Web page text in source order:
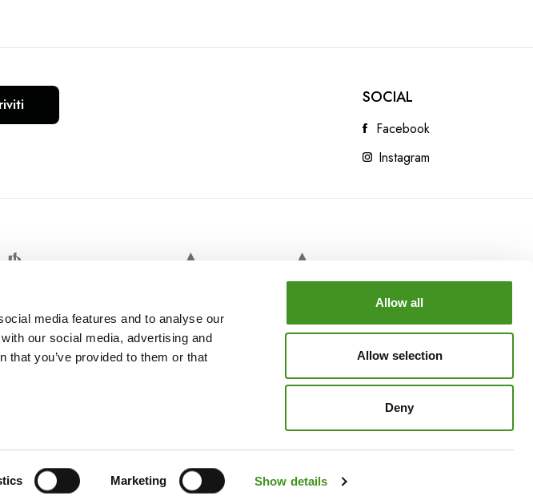
media features and to analyse our
our social media, advertising and
you’ve provided to them or that
Marketing Show details
Allow all
Allow selection
Deny
GLAMPING?
SOCIAL
Facebook
Instagram
Informazioni Generali Informativa sulla privacy Informativa sui cookie